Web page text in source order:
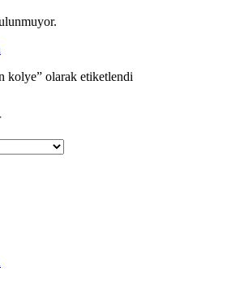
kolye” olarak etiketlendi